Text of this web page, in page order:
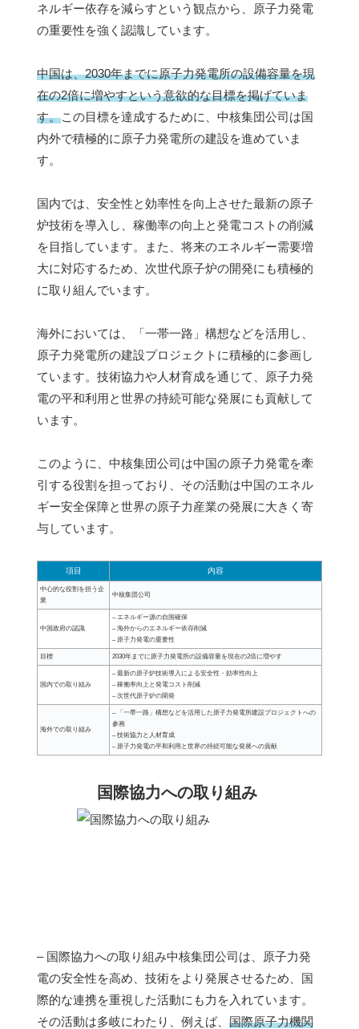
ネルギー依存を減らすという観点から、原子力発電
の重要性を強く認識しています。
中国は、2030年までに原子力発電所の設備容量を現
在の2倍に増やすという意欲的な目標を掲げていま
す。この目標を達成するために、中核集団公司は国
内外で積極的に原子力発電所の建設を進めていま
す。
国内では、安全性と効率性を向上させた最新の原子
炉技術を導入し、稼働率の向上と発電コストの削減
を目指しています。また、将来のエネルギー需要増
大に対応するため、次世代原子炉の開発にも積極的
に取り組んでいます。
海外においては、「一帯一路」構想などを活用し、
原子力発電所の建設プロジェクトに積極的に参画し
ています。技術協力や人材育成を通じて、原子力発
電の平和利用と世界の持続可能な発展にも貢献して
います。
このように、中核集団公司は中国の原子力発電を牽
引する役割を担っており、その活動は中国のエネル
ギー安全保障と世界の原子力産業の発展に大きく寄
与しています。
項目 内容
中心的な役割を担う企
業
中核集団公司
中国政府の認識
– エネルギー源の自国確保
– 海外からのエネルギー依存削減
– 原子力発電の重要性
目標 2030年までに原子力発電所の設備容量を現在の2倍に増やす
国内での取り組み
– 最新の原子炉技術導入による安全性・効率性向上
– 稼働率向上と発電コスト削減
– 次世代原子炉の開発
海外での取り組み
– 「一帯一路」構想などを活用した原子力発電所建設プロジェクトへの
参画
– 技術協力と人材育成
– 原子力発電の平和利用と世界の持続可能な発展への貢献
国際協力への取り組み
– 国際協力への取り組み中核集団公司は、原子力発
電の安全性を高め、技術をより発展させるため、国
際的な連携を重視した活動にも力を入れています。
その活動は多岐にわたり、例えば、 国際原子力機関